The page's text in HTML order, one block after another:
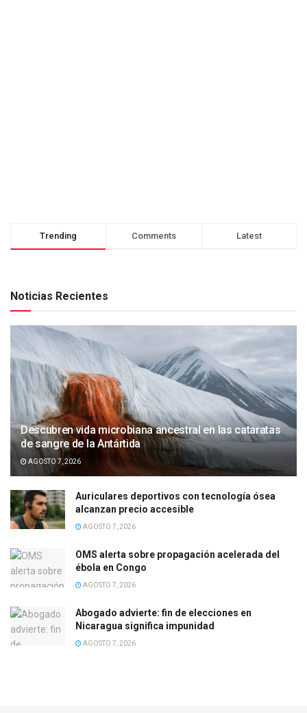
Trending Comments Latest
Noticias Recientes
Descubren vida microbiana ancestral en las cataratas
de sangre de la Antártida
AGOSTO 7, 2026
Auriculares deportivos con tecnología ósea
alcanzan precio accesible
AGOSTO 7, 2026
OMS alerta sobre propagación acelerada del
ébola en Congo
AGOSTO 7, 2026
Abogado advierte: fin de elecciones en
Nicaragua significa impunidad
AGOSTO 7, 2026